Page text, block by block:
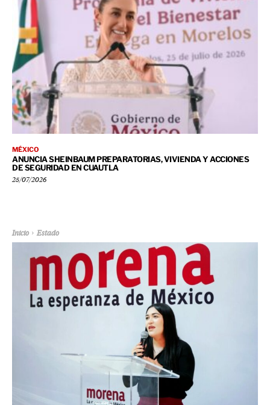
MÉXICO
ANUNCIA SHEINBAUM PREPARATORIAS, VIVIENDA Y ACCIONES
DE SEGURIDAD EN CUAUTLA
25/07/2026